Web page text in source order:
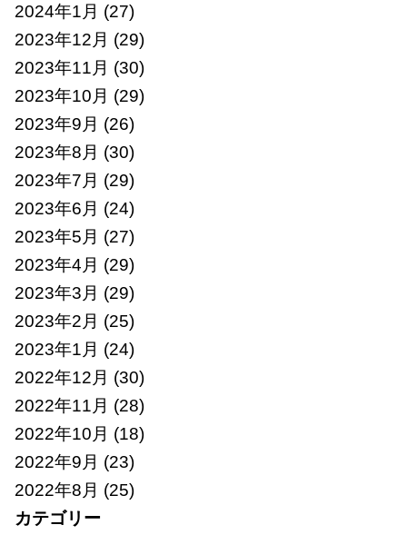
2024年1月 (27)
2023年12月 (29)
2023年11月 (30)
2023年10月 (29)
2023年9月 (26)
2023年8月 (30)
2023年7月 (29)
2023年6月 (24)
2023年5月 (27)
2023年4月 (29)
2023年3月 (29)
2023年2月 (25)
2023年1月 (24)
2022年12月 (30)
2022年11月 (28)
2022年10月 (18)
2022年9月 (23)
2022年8月 (25)
カテゴリー